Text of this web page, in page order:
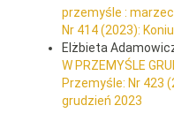
przemyśle :
Nr 414 (2023):
Elżbieta
W PRZEMYŚLE
Przemyśle: Nr 423
grudzień 2023